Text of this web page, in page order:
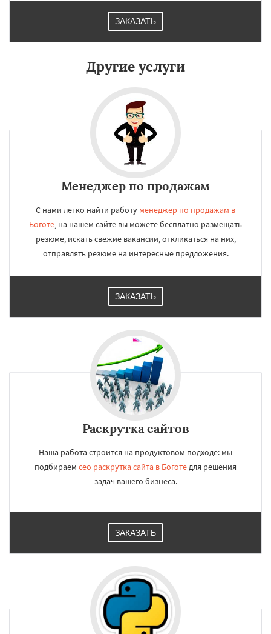
ЗАКАЗАТЬ
Другие услуги
Менеджер по продажам
С нами легко найти работу менеджер по продажам в
Боготе, на нашем сайте вы можете бесплатно размещать
резюме, искать свежие вакансии, откликаться на них,
отправлять резюме на интересные предложения.
ЗАКАЗАТЬ
Раскрутка сайтов
Наша работа строится на продуктовом подходе: мы
подбираем сео раскрутка сайта в Боготедля решения
задач вашего бизнеса.
ЗАКАЗАТЬ